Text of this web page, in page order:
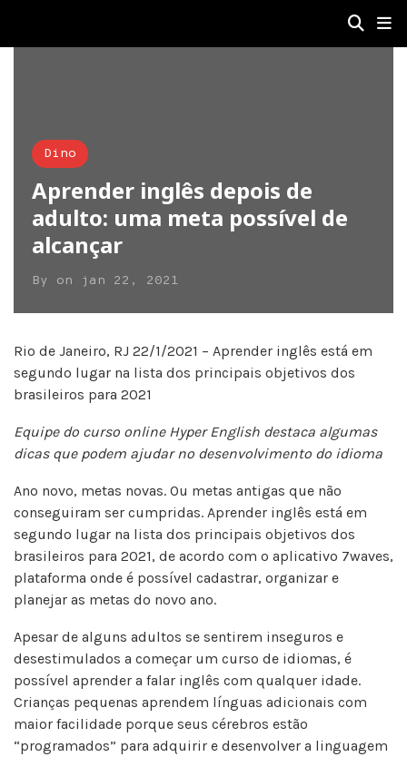
Dino
Aprender inglês depois de
adulto: uma meta possível de
alcançar
By on jan 22, 2021
Rio de Janeiro, RJ 22/1/2021 – Aprender inglês está em
segundo lugar na lista dos principais objetivos dos
brasileiros para 2021
Equipe do curso online Hyper English destaca algumas
dicas que podem ajudar no desenvolvimento do idioma
Ano novo, metas novas. Ou metas antigas que não
conseguiram ser cumpridas. Aprender inglês está em
segundo lugar na lista dos principais objetivos dos
brasileiros para 2021, de acordo com o aplicativo 7waves,
plataforma onde é possível cadastrar, organizar e
planejar as metas do novo ano.
Apesar de alguns adultos se sentirem inseguros e
desestimulados a começar um curso de idiomas, é
possível aprender a falar inglês com qualquer idade.
Crianças pequenas aprendem línguas adicionais com
maior facilidade porque seus cérebros estão
“programados” para adquirir e desenvolver a linguagem